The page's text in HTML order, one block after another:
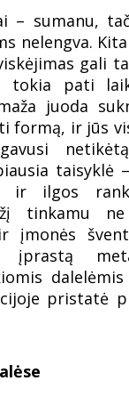
– sumanu,
nelengva.
gali
tokia pati
juoda
formą, ir jūs
taisyklė
ir ilgos
tinkamu
įmonės
įprastą
pristatė